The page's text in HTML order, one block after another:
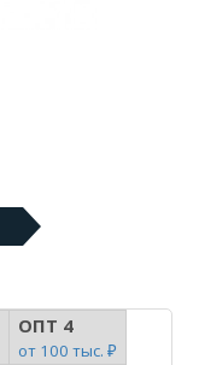
ОПТ 4
от 100 тыс. ₽